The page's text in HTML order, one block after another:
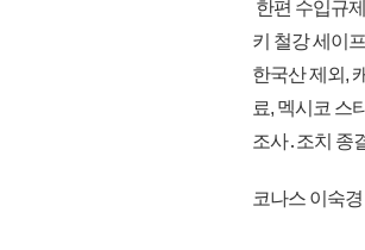
한편 수입규
키 철강 세이
한국산 제외,
료, 멕시코 스
조사․조치 종
코나스 이숙